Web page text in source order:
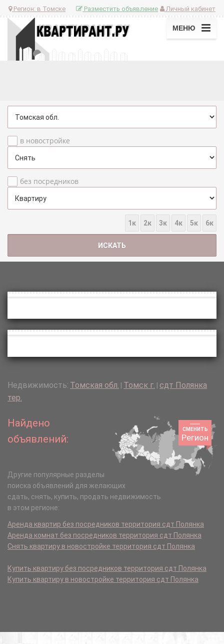
Регион: в Томске Личный кабинет
Разместить объявление
МЕНЮ
в новостройке
без посредников
1к 2к 3к 4к 5к 6к
Недвижимость: Томская обл. Томск г. сдт Полянка
тер.
СМЕНИТЬ
Регион
Найдено
объявлений:
Другие популярные разделы
поиска объявлений для желающих
сдать, снять, купить, продать недвижимость
в этом регионе:
Аренда квартир без посредников территория сдт Полянка
Аренда комнат без посредников территория сдт Полянка
Снять квартиру в новостройке территория сдт Полянка
Купить квартиру без посредников территория сдт Полянка
Купить квартиру в новостройке территория сдт Полянка